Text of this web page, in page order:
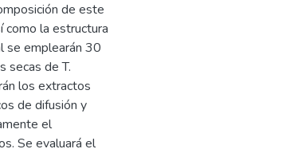
de este
como la estructura
se emplearán 30
secas de T.
los extractos
de difusión y
el
Se evaluará el